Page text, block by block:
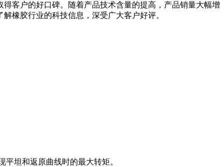
客户的好口碑。随着产品技术含量的提高，产品销量大幅增
橡胶行业的科技信息，深受广大客户好评。
坦和返原曲线时的最大转矩。